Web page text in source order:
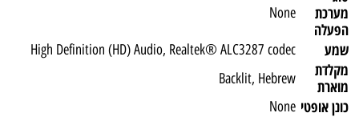
מערכת
הפעלה
None
שמע High Definition (HD) Audio, Realtek® ALC3287 codec
מקלדת
מוארת
Backlit, Hebrew
כונן אופטי None